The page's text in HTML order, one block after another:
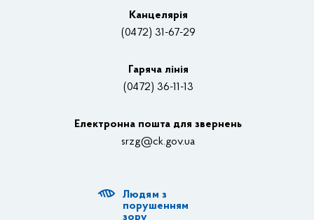
Контакти
Відеотрансляції
Структурні підрозділи ОДА
Діяльність ОДА
Канцелярiя
(0472) 31-67-29
Гаряча лінія
(0472) 36-11-13
Електронна пошта для звернень
srzg@ck.gov.ua
Людям з
порушенням
зору